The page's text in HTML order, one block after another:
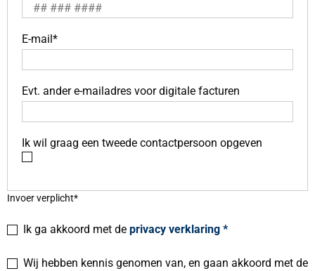
E-mail*
Evt. ander e-mailadres voor digitale facturen
Ik wil graag een tweede contactpersoon opgeven
Invoer verplicht*
Ik ga akkoord met de privacy verklaring *
Wij hebben kennis genomen van, en gaan akkoord met de